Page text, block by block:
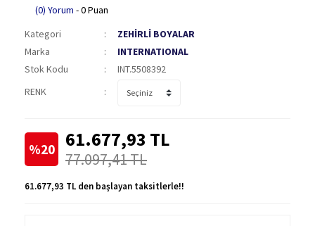
(0) Yorum - 0 Puan
Kategori
ZEHİRLİ BOYALAR
Marka
INTERNATIONAL
Stok Kodu
INT.5508392
RENK
%20 61.677,93 TL
77.097,41 TL
61.677,93 TL den başlayan taksitlerle!!